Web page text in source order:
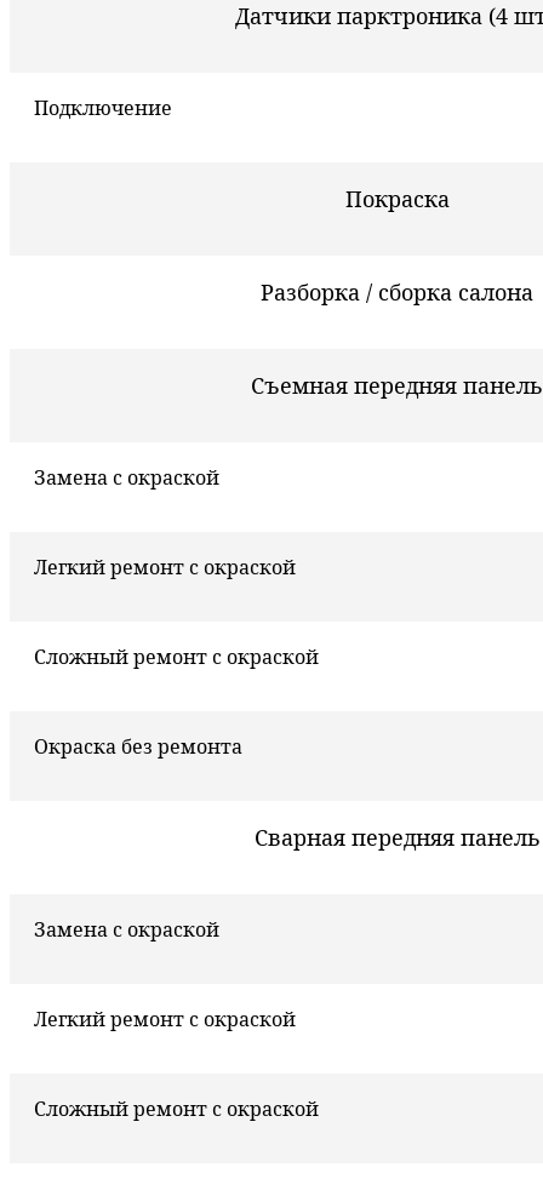
Датчики парктроника (4
Подключение
Покраска
Разборка / сборка салона
Съемная передняя панель
Замена с окраской
Легкий ремонт с окраской
Сложный ремонт с окраской
Окраска без ремонта
Сварная передняя панель
Замена с окраской
Легкий ремонт с окраской
Сложный ремонт с окраской